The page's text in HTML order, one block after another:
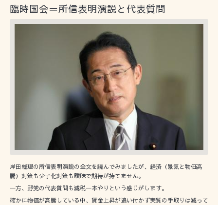
臨時国会＝所信表明演説と代表質問
岸田総理の所信表明演説の全文を読んでみましたが、経済（景気と物価高
騰）対策も少子化対策も曖昧で期待が持てません。
一方、野党の代表質問も減税一本やりという感じがします。
確かに物価が高騰している中、賃金上昇が追い付かず実質の手取りは減って